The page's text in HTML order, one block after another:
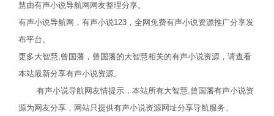
慧由有声小说导航网网友整理分享。
有声小说导航网，有声小说123，全网免费有声小说资源推广分享发
布平台。
更多大智慧,曾国藩，曾国藩的大智慧相关的有声小说资源，请查看
本站最新分享有声小说资源。
有声小说导航网友情提示，本站所有大智慧,曾国藩有声小说资
源为网友分享，网站只提供有声小说资源网址分享导航服务。